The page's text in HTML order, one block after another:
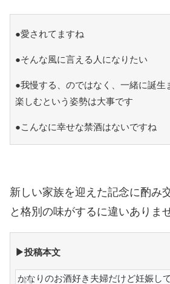
●愛されてますね
●そんな風に言える人になりたい
●我慢する、のではなく、一緒に誕生
楽しむという姿勢は大事です
●こんなに幸せな禁酒はないですね
新しい家族を迎えた記念に酌み
と格別の味がするに違いありま
▶投稿本文
かなりのお酒好き夫婦だけど妊娠し